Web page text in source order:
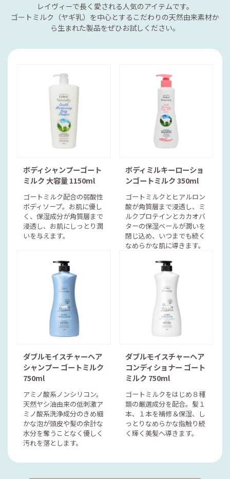
レイヴィーで長く愛される人気のアイテムです。
ゴートミルク（ヤギ乳）を中心とするこだわりの天然由来素材か
ら生まれた製品をぜひお試しください。
ボディシャンプーゴート
ミルク 大容量 1150ml
ゴートミルク配合の弱酸性
ボディソープ。お肌に優し
く、保湿成分が角質層まで
浸透し、お肌にしっとり潤
いを与えます。
ボディミルキーローショ
ンゴートミルク 350ml
ゴートミルクとヒアルロン
酸が角質層まで浸透し、ミ
ルクプロテインとカカオバ
ターの保湿ベールが潤いを
閉じ込め、いつまでも続く
なめらかな肌に導きます。
ダブルモイスチャーヘア
シャンプー ゴートミルク
750ml
アミノ酸系ノンシリコン。
天然ヤシ油由来の低刺激ア
ミノ酸系洗浄成分のきめ細
かな泡が頭皮や髪の余計な
水分を奪うことなく優しく
汚れを落とします。
ダブルモイスチャーヘア
コンディショナー ゴート
ミルク 750ml
ゴートミルクをはじめ８種
類の厳選成分を配合。髪１
本、１本を補修＆保湿、し
っとりなめらかな指触り続
く輝く美髪へ導きます。